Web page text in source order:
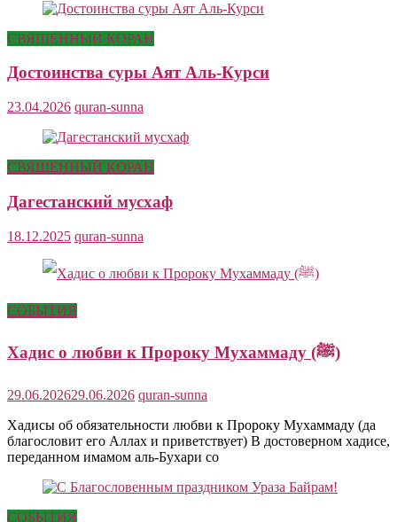
СВЯЩЕННЫЙ КОРАН
Достоинства суры Аят Аль-Курси
23.04.2026 quran-sunna
СВЯЩЕННЫЙ КОРАН
Дагестанский мусхаф
18.12.2025 quran-sunna
СОБЫТИЯ
Хадис о любви к Пророку Мухаммаду (ﷺ)
29.06.202629.06.2026 quran-sunna
Хадисы об обязательности любви к Пророку Мухаммаду (да
благословит его Аллах и приветствует) В достоверном хадисе,
переданном имамом аль-Бухари со
СОБЫТИЯ